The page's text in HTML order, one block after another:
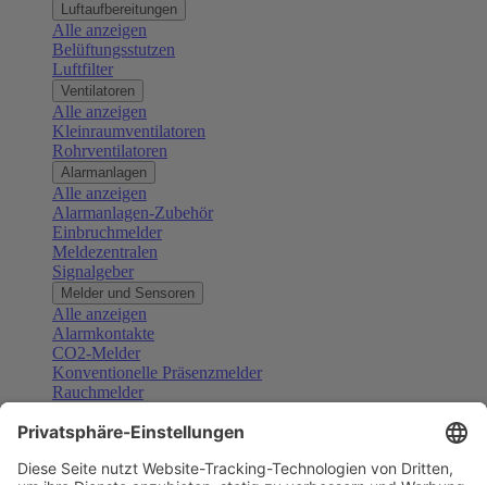
Luftaufbereitungen
Alle anzeigen
Belüftungsstutzen
Luftfilter
Ventilatoren
Alle anzeigen
Kleinraumventilatoren
Rohrventilatoren
Alarmanlagen
Alle anzeigen
Alarmanlagen-Zubehör
Einbruchmelder
Meldezentralen
Signalgeber
Melder und Sensoren
Alle anzeigen
Alarmkontakte
CO2-Melder
Konventionelle Präsenzmelder
Rauchmelder
Gefahrenmelder
Türsprechanlagen